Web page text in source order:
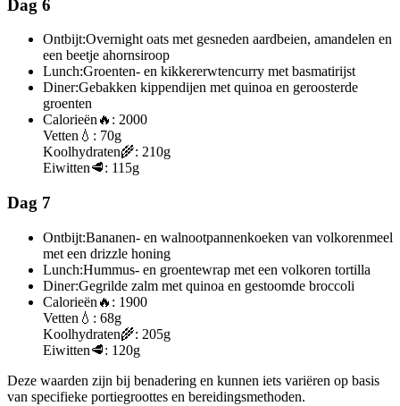
Dag 6
Ontbijt:Overnight oats met gesneden aardbeien, amandelen en
een beetje ahornsiroop
Lunch:Groenten- en kikkererwtencurry met basmatirijst
Diner:Gebakken kippendijen met quinoa en geroosterde
groenten
Calorieën 🔥: 2000
Vetten 💧: 70g
Koolhydraten🌾: 210g
Eiwitten🥩: 115g
Dag 7
Ontbijt:Bananen- en walnootpannenkoeken van volkorenmeel
met een drizzle honing
Lunch:Hummus- en groentewrap met een volkoren tortilla
Diner:Gegrilde zalm met quinoa en gestoomde broccoli
Calorieën 🔥: 1900
Vetten 💧: 68g
Koolhydraten🌾: 205g
Eiwitten🥩: 120g
Deze waarden zijn bij benadering en kunnen iets variëren op basis
van specifieke portiegroottes en bereidingsmethoden.